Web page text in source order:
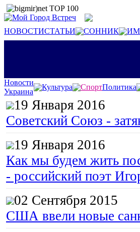
НОВОСТИСТАТЬИ СОННИК
Новости
Украина
Культура СпортПолитика
19 Января 2016
Советский Союз -
19 Января 2016
Как мы будем жить
- российский поэт
02 Сентября 2015
США ввели новые